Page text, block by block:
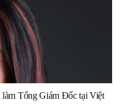
Tổng Giám Đốc tại Việt